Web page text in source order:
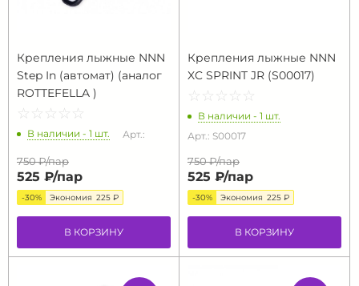
Крепления лыжные NNN
Step In (автомат) (аналог
ROTTEFELLA )
☆ ☆ ☆ ☆ ☆
★ ★ ★ ★ ★
В наличии - 1 шт. Арт.:
750 ₽/пар
525 ₽/пар
-30% Экономия 225 ₽
В КОРЗИНУ
Крепления лыжные NNN
XC SPRINT JR (S00017)
☆ ☆ ☆ ☆ ☆
★ ★ ★ ★ ★
В наличии - 1 шт.
Арт.: S00017
750 ₽/пар
525 ₽/пар
-30% Экономия 225 ₽
В КОРЗИНУ